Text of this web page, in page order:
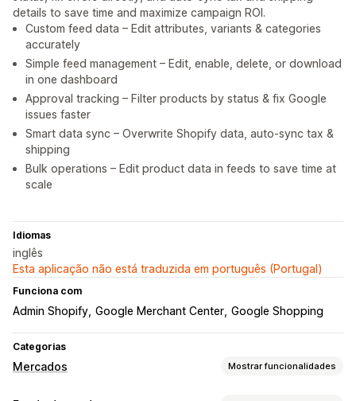
details to save time and maximize campaign ROI.
Custom feed data – Edit attributes, variants & categories
accurately
Simple feed management – Edit, enable, delete, or download
in one dashboard
Approval tracking – Filter products by status & fix Google
issues faster
Smart data sync – Overwrite Shopify data, auto-sync tax &
shipping
Bulk operations – Edit product data in feeds to save time at
scale
Idiomas
inglês
Esta aplicação não está traduzida em português (Portugal)
Funciona com
Admin Shopify Google Merchant Center Google Shopping
Categorias
Mercados Mostrar funcionalidades